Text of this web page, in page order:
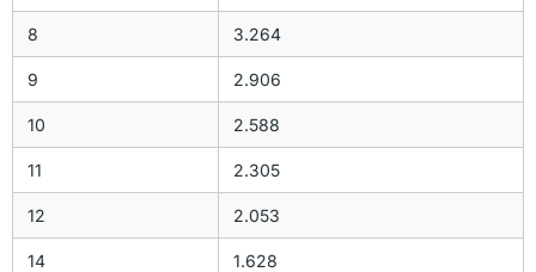
8 3.264
9 2.906
10 2.588
11 2.305
12 2.053
14 1.628